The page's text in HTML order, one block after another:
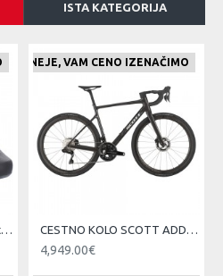
ISTA KATEGORIJA
Cestni kolesarski čevlji Scott Team BOA čr/tsi
CENEJE, VAM CENO IZENAČIMO
CESTNO KOLO SCOTT ADDICT 10 čr 25
4,949.00€
ČE NAJDETE IZDELEK KJE